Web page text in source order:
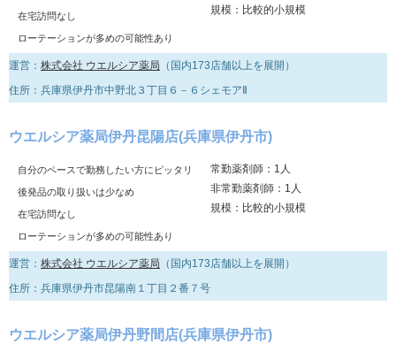
在宅訪問なし
ローテーションが多めの可能性あり
規模：比較的小規模
運営： 株式会社 ウエルシア薬局 （国内173店舗以上を展開）
住所：兵庫県伊丹市中野北３丁目６－６シェモアⅡ
ウエルシア薬局伊丹昆陽店(兵庫県伊丹市)
自分のペースで勤務したい方にピッタリ
後発品の取り扱いは少なめ
在宅訪問なし
ローテーションが多めの可能性あり
常勤薬剤師：1人
非常勤薬剤師：1人
規模：比較的小規模
運営： 株式会社 ウエルシア薬局 （国内173店舗以上を展開）
住所：兵庫県伊丹市昆陽南１丁目２番７号
ウエルシア薬局伊丹野間店(兵庫県伊丹市)